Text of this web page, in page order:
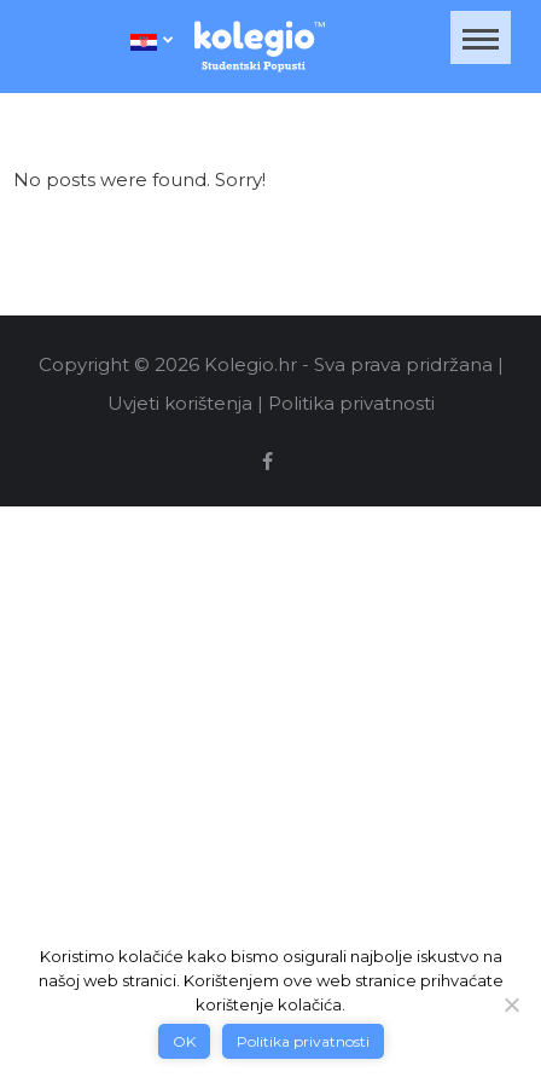
No posts were found. Sorry!
Copyright © 2026 Kolegio.hr - Sva prava pridržana |
Uvjeti korištenja | Politika privatnosti
Koristimo kolačiće kako bismo osigurali najbolje iskustvo na
našoj web stranici. Korištenjem ove web stranice prihvaćate
korištenje kolačića.
OK Politika privatnosti